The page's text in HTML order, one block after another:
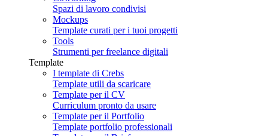
Spazi di lavoro condivisi
Mockups
Template curati per i tuoi progetti
Tools
Strumenti per freelance digitali
Template
I template di Crebs
Template utili da scaricare
Template per il CV
Curriculum pronto da usare
Template per il Portfolio
Template portfolio professionali